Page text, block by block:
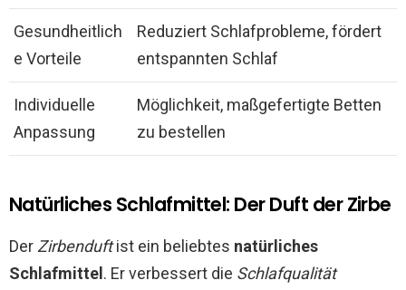
Gesundheitlich
e Vorteile
Reduziert Schlafprobleme, fördert
entspannten Schlaf
Individuelle
Anpassung
Möglichkeit, maßgefertigte Betten
zu bestellen
Natürliches Schlafmittel: Der Duft der Zirbe
Der Zirbenduftist ein beliebtes natürliches
Schlafmittel . Er verbessert die Schlafqualität